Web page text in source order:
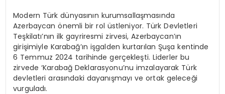
Modern Türk dünyasının kurumsallaşmasında
Azerbaycan önemli bir rol üstleniyor. Türk Devletleri
Teşkilatı’nın ilk gayriresmi zirvesi, Azerbaycan’ın
girişimiyle Karabağ’ın işgalden kurtarılan Şuşa kentinde
6 Temmuz 2024 tarihinde gerçekleşti. Liderler bu
zirvede ‘Karabağ Deklarasyonu’nu imzalayarak Türk
devletleri arasındaki dayanışmayı ve ortak geleceği
vurguladı.